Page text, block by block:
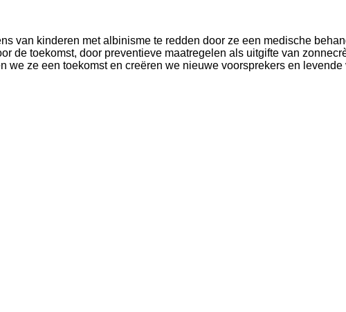
van kinderen met albinisme te redden door ze een medische
de toekomst, door preventieve maatregelen als uitgifte van
we ze een toekomst en creëren we nieuwe voorsprekers en